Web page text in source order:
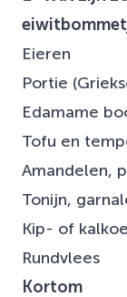
Eieren
Portie
Edamame
Tofu en
Amandelen,
Tonijn,
Kip- of
Rundvlees
Kortom